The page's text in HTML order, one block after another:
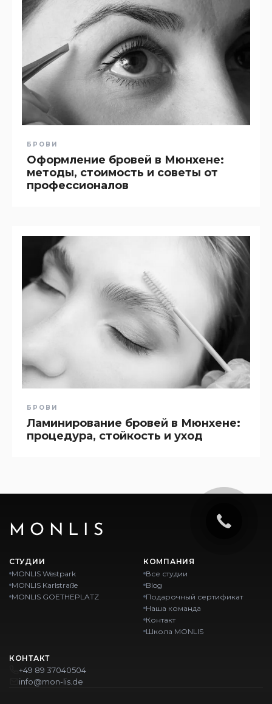
БРОВИ
Оформление бровей в Мюнхене:
методы, стоимость и советы от
профессионалов
БРОВИ
Ламинирование бровей в Мюнхене:
процедура, стойкость и уход
MONLIS
СТУДИИ
MONLIS Westpark
MONLIS Karlstraße
MONLIS GOETHEPLATZ
КОМПАНИЯ
Все студии
Blog
Подарочный сертификат
Наша команда
Контакт
Школа MONLIS
КОНТАКТ
+49 89 37040504
info@mon-lis.de